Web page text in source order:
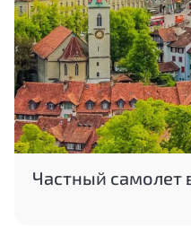
Частный самолет